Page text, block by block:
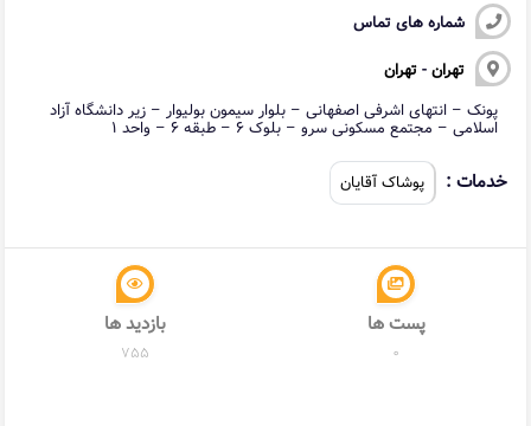
شماره های تماس
تهران-تهران
پونک – انتهای اشرفی اصفهانی – بلوار سیمون بولیوار – زیر دانشگاه آزاد
اسلامی – مجتمع مسکونی سرو – بلوک ۶ – طبقه ۶ – واحد ۱
خدمات : پوشاک آقایان
پست ها
0
بازدید ها
755